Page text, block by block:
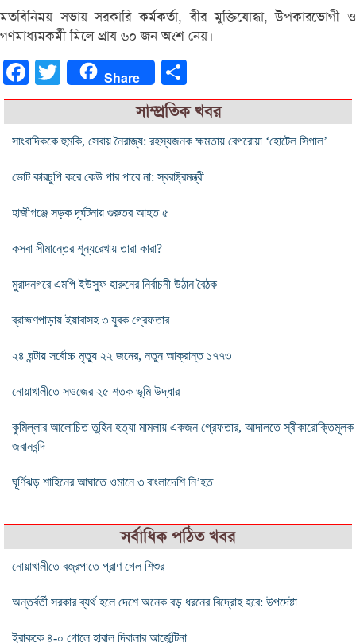
মতবিনিময় সভায় সরকারি কর্মকর্তা, বীর মুক্তিযোদ্ধা, উপকারভোগী ও
গণমাধ্যমকর্মী মিলে প্রায ৬০ জন অংশ নেয়।
FacebookTwitter Share
সাম্প্রতিক খবর
সাংবাদিককে হুমকি, সেবায় নৈরাজ্য: রহস্যজনক ক্ষমতায় বেপরোয়া ‘হোটেল সিগাল’
ভোট কারচুপি করে কেউ পার পাবে না: স্বরাষ্ট্রমন্ত্রী
হাজীগঞ্জে সড়ক দূর্ঘটনায় গুরুতর আহত ৫
কসবা সীমান্তের শূন্যরেখায় তারা কারা?
মুরাদনগরে এমপি ইউসুফ হারুনের নির্বাচনী উঠান বৈঠক
ব্রাহ্মণপাড়ায় ইয়াবাসহ ৩ যুবক গ্রেফতার
২৪ ঘন্টায় সর্বোচ্চ মৃত্যু ২২ জনের, নতুন আক্রান্ত ১৭৭৩
নোয়াখালীতে সওজের ২৫ শতক ভূমি উদ্ধার
কুমিল্লার আলোচিত তুহিন হত্যা মামলায় একজন গ্রেফতার, আদালতে স্বীকারোক্তিমূলক
জবানবন্দি
ঘূর্ণিঝড় শাহিনের আঘাতে ওমানে ৩ বাংলাদেশি নি’হত
সর্বাধিক পঠিত খবর
নোয়াখালীতে বজ্রপাতে প্রাণ গেল শিশুর
অন্তর্বর্তী সরকার ব্যর্থ হলে দেশে অনেক বড় ধরনের বিদ্রোহ হবে: উপদেষ্টা
ইরাককে ৪-০ গোলে হারাল দিবালার আর্জেন্টিনা